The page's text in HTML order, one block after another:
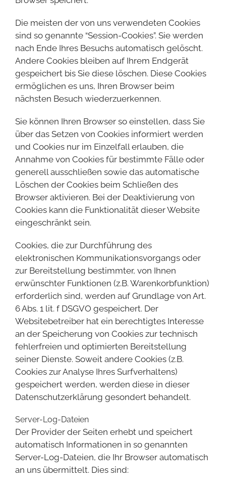
Die meisten der von uns verwendeten Cookies
sind so genannte “Session-Cookies”. Sie werden
nach Ende Ihres Besuchs automatisch gelöscht.
Andere Cookies bleiben auf Ihrem Endgerät
gespeichert bis Sie diese löschen. Diese Cookies
ermöglichen es uns, Ihren Browser beim
nächsten Besuch wiederzuerkennen.
Sie können Ihren Browser so einstellen, dass Sie
über das Setzen von Cookies informiert werden
und Cookies nur im Einzelfall erlauben, die
Annahme von Cookies für bestimmte Fälle oder
generell ausschließen sowie das automatische
Löschen der Cookies beim Schließen des
Browser aktivieren. Bei der Deaktivierung von
Cookies kann die Funktionalität dieser Website
eingeschränkt sein.
Cookies, die zur Durchführung des
elektronischen Kommunikationsvorgangs oder
zur Bereitstellung bestimmter, von Ihnen
erwünschter Funktionen (z.B. Warenkorbfunktion)
erforderlich sind, werden auf Grundlage von Art.
6 Abs. 1 lit. f DSGVO gespeichert. Der
Websitebetreiber hat ein berechtigtes Interesse
an der Speicherung von Cookies zur technisch
fehlerfreien und optimierten Bereitstellung
seiner Dienste. Soweit andere Cookies (z.B.
Cookies zur Analyse Ihres Surfverhaltens)
gespeichert werden, werden diese in dieser
Datenschutzerklärung gesondert behandelt.
Server-Log-Dateien
Der Provider der Seiten erhebt und speichert
automatisch Informationen in so genannten
Server-Log-Dateien, die Ihr Browser automatisch
an uns übermittelt. Dies sind: